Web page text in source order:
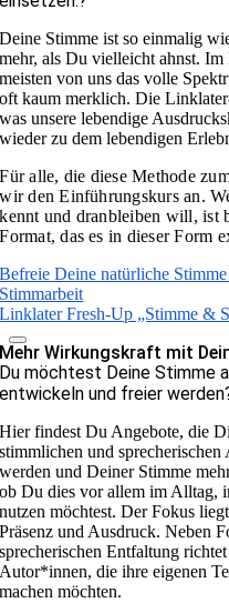
Deine Stimme ist so einmalig
mehr, als Du vielleicht ahnst.
meisten von uns das volle
oft kaum merklich. Die
was unsere lebendige
wieder zu dem lebendigen
Für alle, die diese Methode
wir denEinführungskursan.
kennt und dranbleiben will, ist
Format, das es in dieser Form
Befreie Deine natürliche
Stimmarbeit
Linklater Fresh-Up „Stimme &
Mehr Wirkungskraft mit
Du möchtest Deine Stimme
entwickeln und freier
Hier findest Du Angebote, die
stimmlichen und
werden und Deiner Stimme
ob Du dies vor allem im Alltag,
nutzen möchtest. Der Fokus
Präsenz und Ausdruck. Neben
sprecherischen Entfaltung
Autor*innen, die ihre eigenen
machen möchten.